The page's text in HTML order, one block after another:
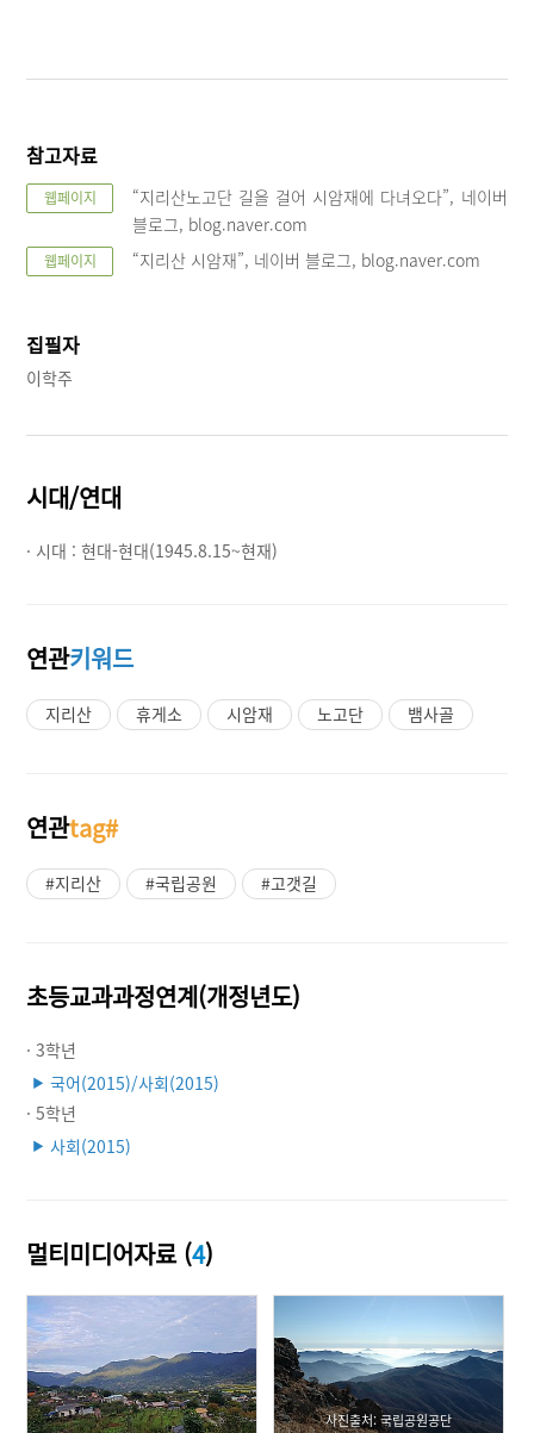
참고자료
웹페이지
“지리산노고단 길을 걸어 시암재에 다녀오다”, 네이버
블로그, blog.naver.com
웹페이지 “지리산 시암재”, 네이버 블로그, blog.naver.com
집필자
이학주
시대/연대
· 시대 :현대-현대(1945.8.15~현재)
연관키워드
지리산 휴게소 시암재 노고단 뱀사골
연관tag#
#지리산 #국립공원 #고갯길
초등교과과정연계(개정년도)
· 3학년
▶ 국어(2015)/사회(2015)
· 5학년
▶ 사회(2015)
멀티미디어자료 (4)
사진출처: 국립공원공단